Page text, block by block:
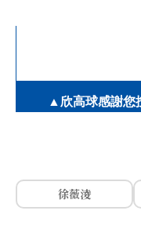
▲欣高球感謝您
徐薇淩